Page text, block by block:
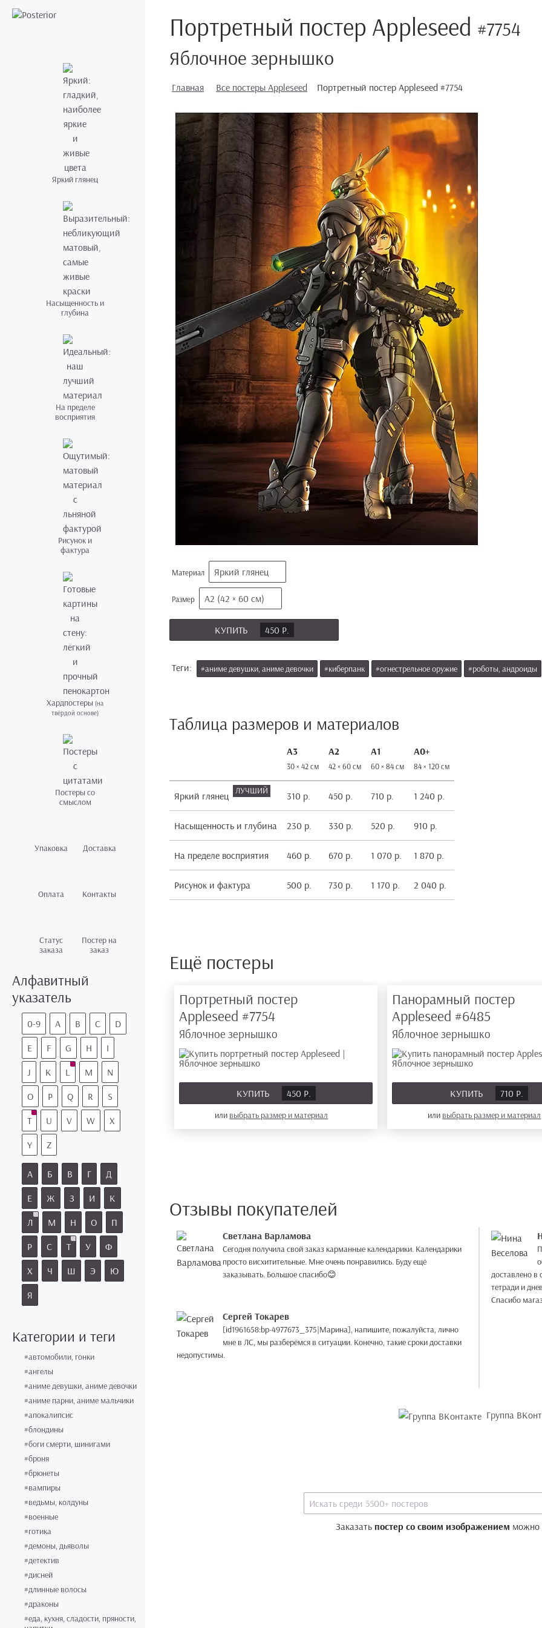
Яркий глянец
Насыщенность и
глубина
На пределе
восприятия
Рисунок и
фактура
Хардпостеры (на
твёрдой основе)
Постеры со
смыслом
Упаковка Доставка
Оплата Контакты
Статус
заказа
Постер на
заказ
Алфавитный
указатель
0-9 A B C
D
E
F G H
I
J
K L M
N
O
P Q R
S
T
U V W
X
Y
Z
А Б В Г
Д
Е
Ж З И
К
Л
М Н О
П
Р
С Т У
Ф
Х
Ч Ш Э
Ю
Я
Категории и теги
#автомобили, гонки
#ангелы
#аниме девушки, аниме девочки
#аниме парни, аниме мальчики
#апокалипсис
#блондины
#боги смерти, шинигами
#броня
#брюнеты
#вампиры
#ведьмы, колдуны
#военные
#готика
#демоны, дьяволы
#детектив
#дисней
#длинные волосы
#драконы
#еда, кухня, сладости, пряности,
Портретный постер Appleseed #7754
Яблочное зернышко
Главная Все постеры Appleseed Портретный постер Appleseed #7754
Материал Яркий глянец
Размер А2 (42 × 60 см)
КУПИТЬ 450 Р.
Теги: #аниме девушки, аниме девочки #киберпанк #огнестрельное оружие #роботы, андроиды
Таблица размеров и материалов
А3
30 × 42 см
А2
42 × 60 см
А1
60 × 84 см
А0+
84 × 120 см
Яркий глянец 310 р. 450 р. 710 р. 1 240 р.
Насыщенность и глубина 230 р. 330 р. 520 р. 910 р.
На пределе восприятия 460 р. 670 р. 1 070 р. 1 870 р.
Рисунок и фактура 500 р. 730 р. 1 170 р. 2 040 р.
Ещё постеры
Портретный постер
Appleseed #7754
Яблочное зернышко
КУПИТЬ 450 Р.
или выбрать размер и материал
Панорамный постер
Appleseed #6485
Яблочное зернышко
КУПИТЬ 710 Р.
или выбрать размер и материал
Отзывы покупателей
Светлана Варламова
Сегодня получила свой заказ карманные календарики. Календарики
просто висхитительные. Мне очень понравились. Буду ещё
заказывать. Большое спасибо😊
Сергей Токарев
[id1961658:bp-4977673_375|Марина], напишите, пожалуйста, лично
мне в ЛС, мы разберёмся в ситуации. Конечно, такие сроки доставки
недопустимы.
доставлено в
тетради и
Спасибо
Группа
Заказать постер со своим изображением можно